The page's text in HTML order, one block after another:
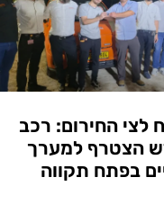
לצי החירום: רכב
הצטרף למערך
בפתח תקווה